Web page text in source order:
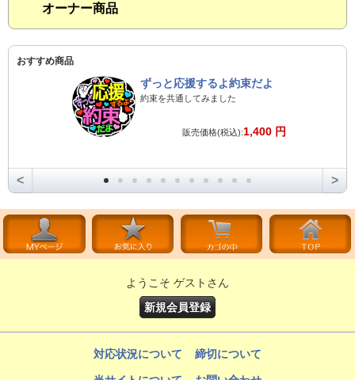
オーナー商品
おすすめ商品
ずっと応援するよ約束だよ
約束を共通してみました
販売価格(税込):1,400 円
< >
ようこそ ゲストさん
新規会員登録
対応状況について 締切について